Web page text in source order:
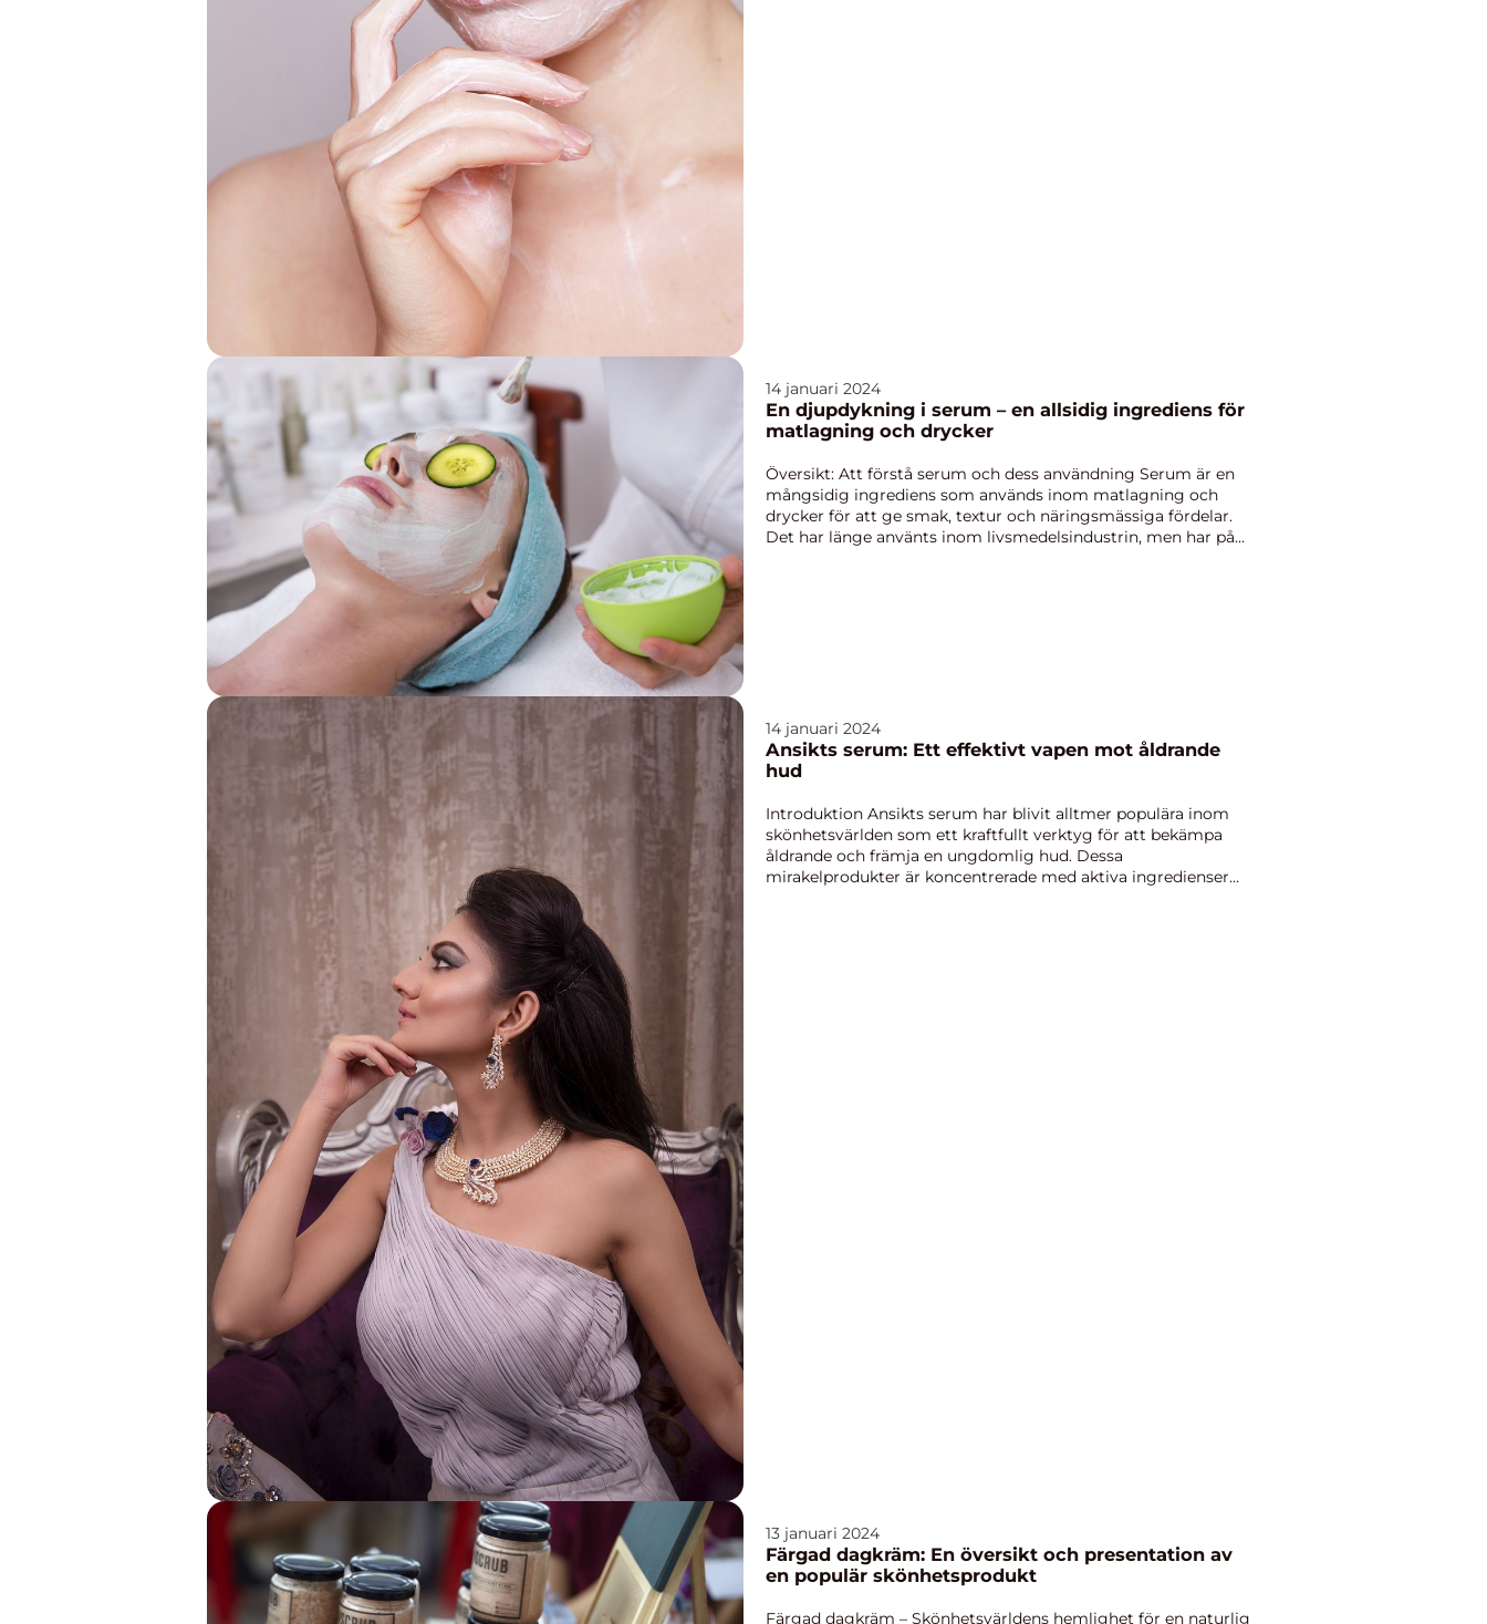
14 januari 2024
En djupdykning i serum – en allsidig ingrediens för
matlagning och drycker
Översikt: Att förstå serum och dess användning Serum är en
mångsidig ingrediens som används inom matlagning och
drycker för att ge smak, textur och näringsmässiga fördelar.
Det har länge använts inom livsmedelsindustrin, men har på
14 januari 2024
Ansikts serum: Ett effektivt vapen mot åldrande
hud
Introduktion Ansikts serum har blivit alltmer populära inom
skönhetsvärlden som ett kraftfullt verktyg för att bekämpa
åldrande och främja en ungdomlig hud. Dessa
mirakelprodukter är koncentrerade med aktiva ingredienser
13 januari 2024
Färgad dagkräm: En översikt och presentation av
en populär skönhetsprodukt
Färgad dagkräm – Skönhetsvärldens hemlighet för en naturlig